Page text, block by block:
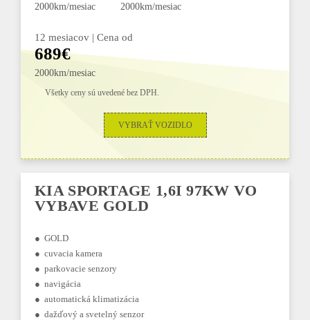
2000km/mesiac 2000km/mesiac
12 mesiacov | Cena od
689€
2000km/mesiac
Všetky ceny sú uvedené bez DPH.
VYBRAŤ VOZIDLO
KIA SPORTAGE 1,6I 97KW VO
VYBAVE GOLD
● GOLD
● cuvacia kamera
● parkovacie senzory
● navigácia
● automatická klimatizácia
● dažďový a svetelný senzor